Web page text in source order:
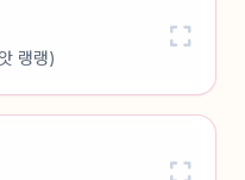
랭랭)